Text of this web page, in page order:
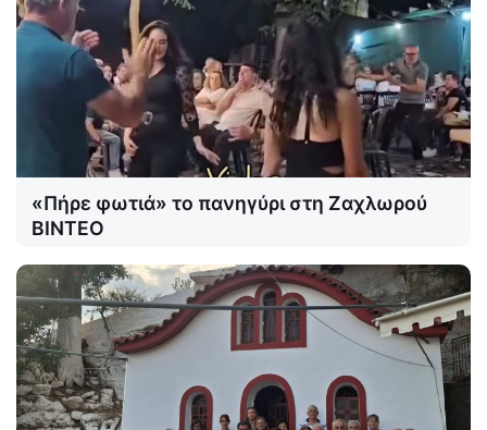
«Πήρε φωτιά» το πανηγύρι στη Ζαχλωρού
ΒΙΝΤΕΟ